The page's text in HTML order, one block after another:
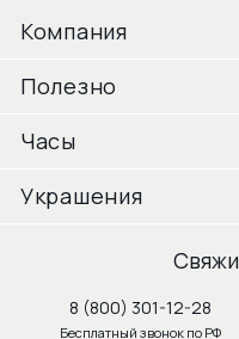
Компания
Полезно
Часы
Украшения
8 (800) 301-12-28
Бесплатный звонок по РФ